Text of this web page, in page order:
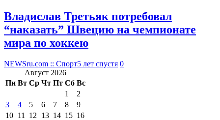
Владислав Третьяк потребовал
“наказать” Швецию на чемпионате
мира по хоккею
NEWSru.com :: Спорт5 лет спустя 0
Август 2026
Пн Вт Ср Чт Пт Сб Вс
1
2
3
4 5 6 7 8
9
10 11 12 13 14 15 16